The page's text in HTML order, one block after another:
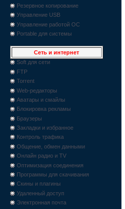
Резервное копирование
Управление USB
Управление работой ОС
Portable для системы
Сеть и интернет
Soft для сети
FTP
Torrent
Web-редакторы
Аватары и смайлы
Блокировка рекламы
Браузеры
Закладки и избранное
Контроль трафика
Общение, обмен данными
Онлайн радио и TV
Оптимизация соединения
Программы для скачивания
Скины и плагины
Удаленный доступ
Электронная почта